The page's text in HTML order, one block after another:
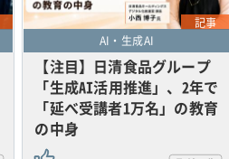
記事
AI・生成AI
【注目】日清食品グループ
「生成AI活用推進」、2年で
「延べ受講者1万名」の教育
の中身